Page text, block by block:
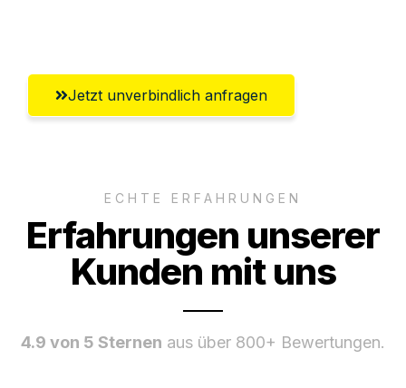
Jetzt unverbindlich anfragen
ECHTE ERFAHRUNGEN
Erfahrungen unserer
Kunden mit uns
4.9 von 5 Sternen aus über 800+ Bewertungen.